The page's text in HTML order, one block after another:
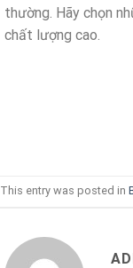
thường. Hãy chọn
chất lượng cao.
This entry was posted in